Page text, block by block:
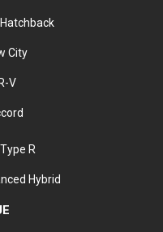
City
V
R
Hybrid